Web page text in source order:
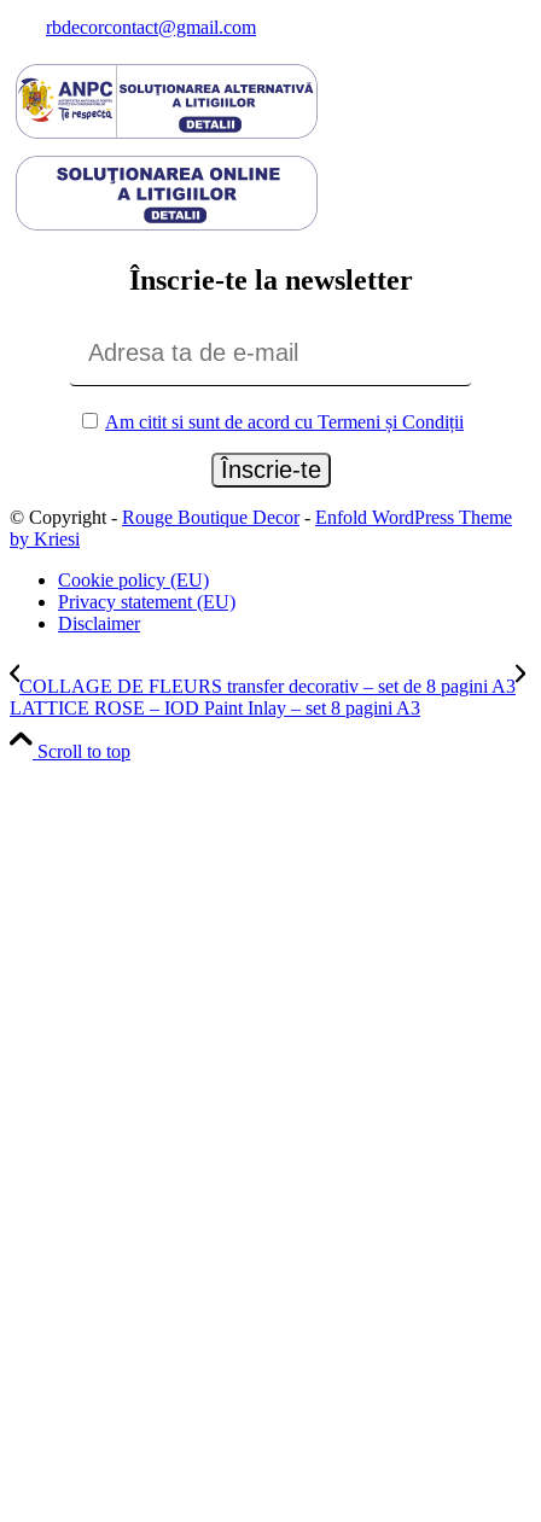
rbdecorcontact@gmail.com
Înscrie-te la newsletter
Am citit si sunt de acord cu Termeni și Condiții
© Copyright - Rouge Boutique Decor- Enfold WordPress Theme
by Kriesi
Cookie policy (EU)
Privacy statement (EU)
Disclaimer
COLLAGE DE FLEURS transfer decorativ – set de 8 pagini A3
LATTICE ROSE – IOD Paint Inlay – set 8 pagini A3
Scroll to top